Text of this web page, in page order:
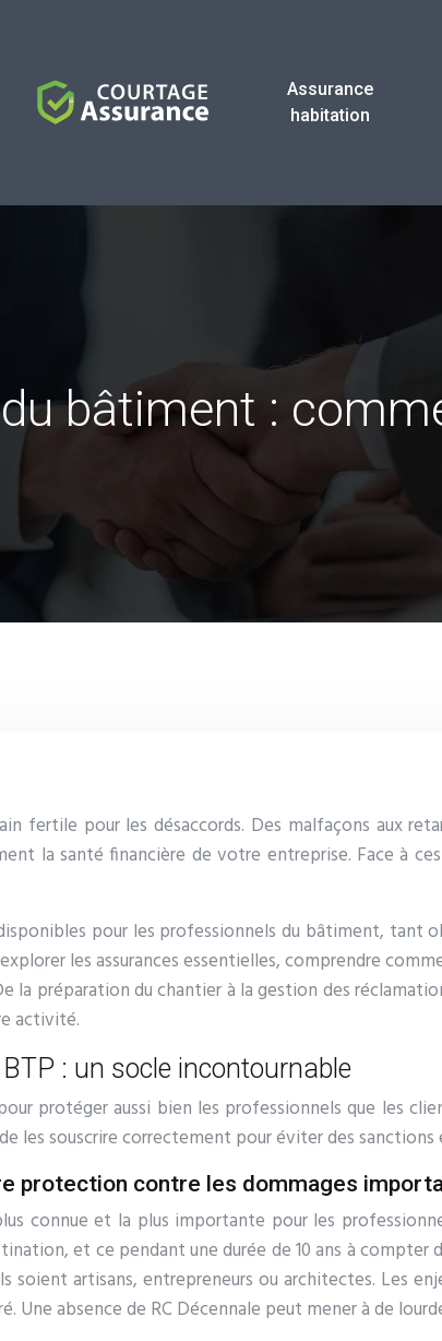
Assurance
habitation
bâtiment :
fertile pour les désaccords. Des malfaçons aux
la santé financière de votre entreprise. Face à ces
pour les professionnels du bâtiment,
les assurances essentielles, comprendre
préparation du chantier à la gestion des
activité.
: un socle incontournable
protéger aussi bien les professionnels que les
les souscrire correctement pour éviter des
protection contre les dommages
connue et la plus importante pour les
et ce pendant une durée de 10 ans à compter
artisans, entrepreneurs ou architectes. Les
absence de RC Décennale peut mener à de